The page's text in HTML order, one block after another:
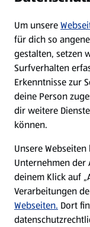
WhatsApp
Über ALDI SÜD
Filialen
Nachhaltigkeit
Karriere
Um unsere
für dich so
gestalten, setzen
Surfverhalten
Erkenntnisse zur
deine Person
dir weitere
können.
Unsere
Unternehmen der
deinem Klick auf
Verarbeitungen
Webseiten. Dort